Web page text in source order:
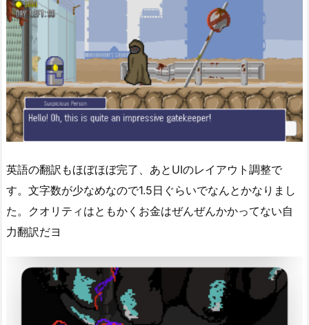
英語の翻訳もほぼほぼ完了、あとUIのレイアウト調整で
す。文字数が少なめなので1.5日ぐらいでなんとかなりまし
た。クオリティはともかくお金はぜんぜんかかってない自
力翻訳だヨ